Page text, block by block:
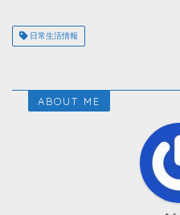
日常生活情報
ABOUT ME